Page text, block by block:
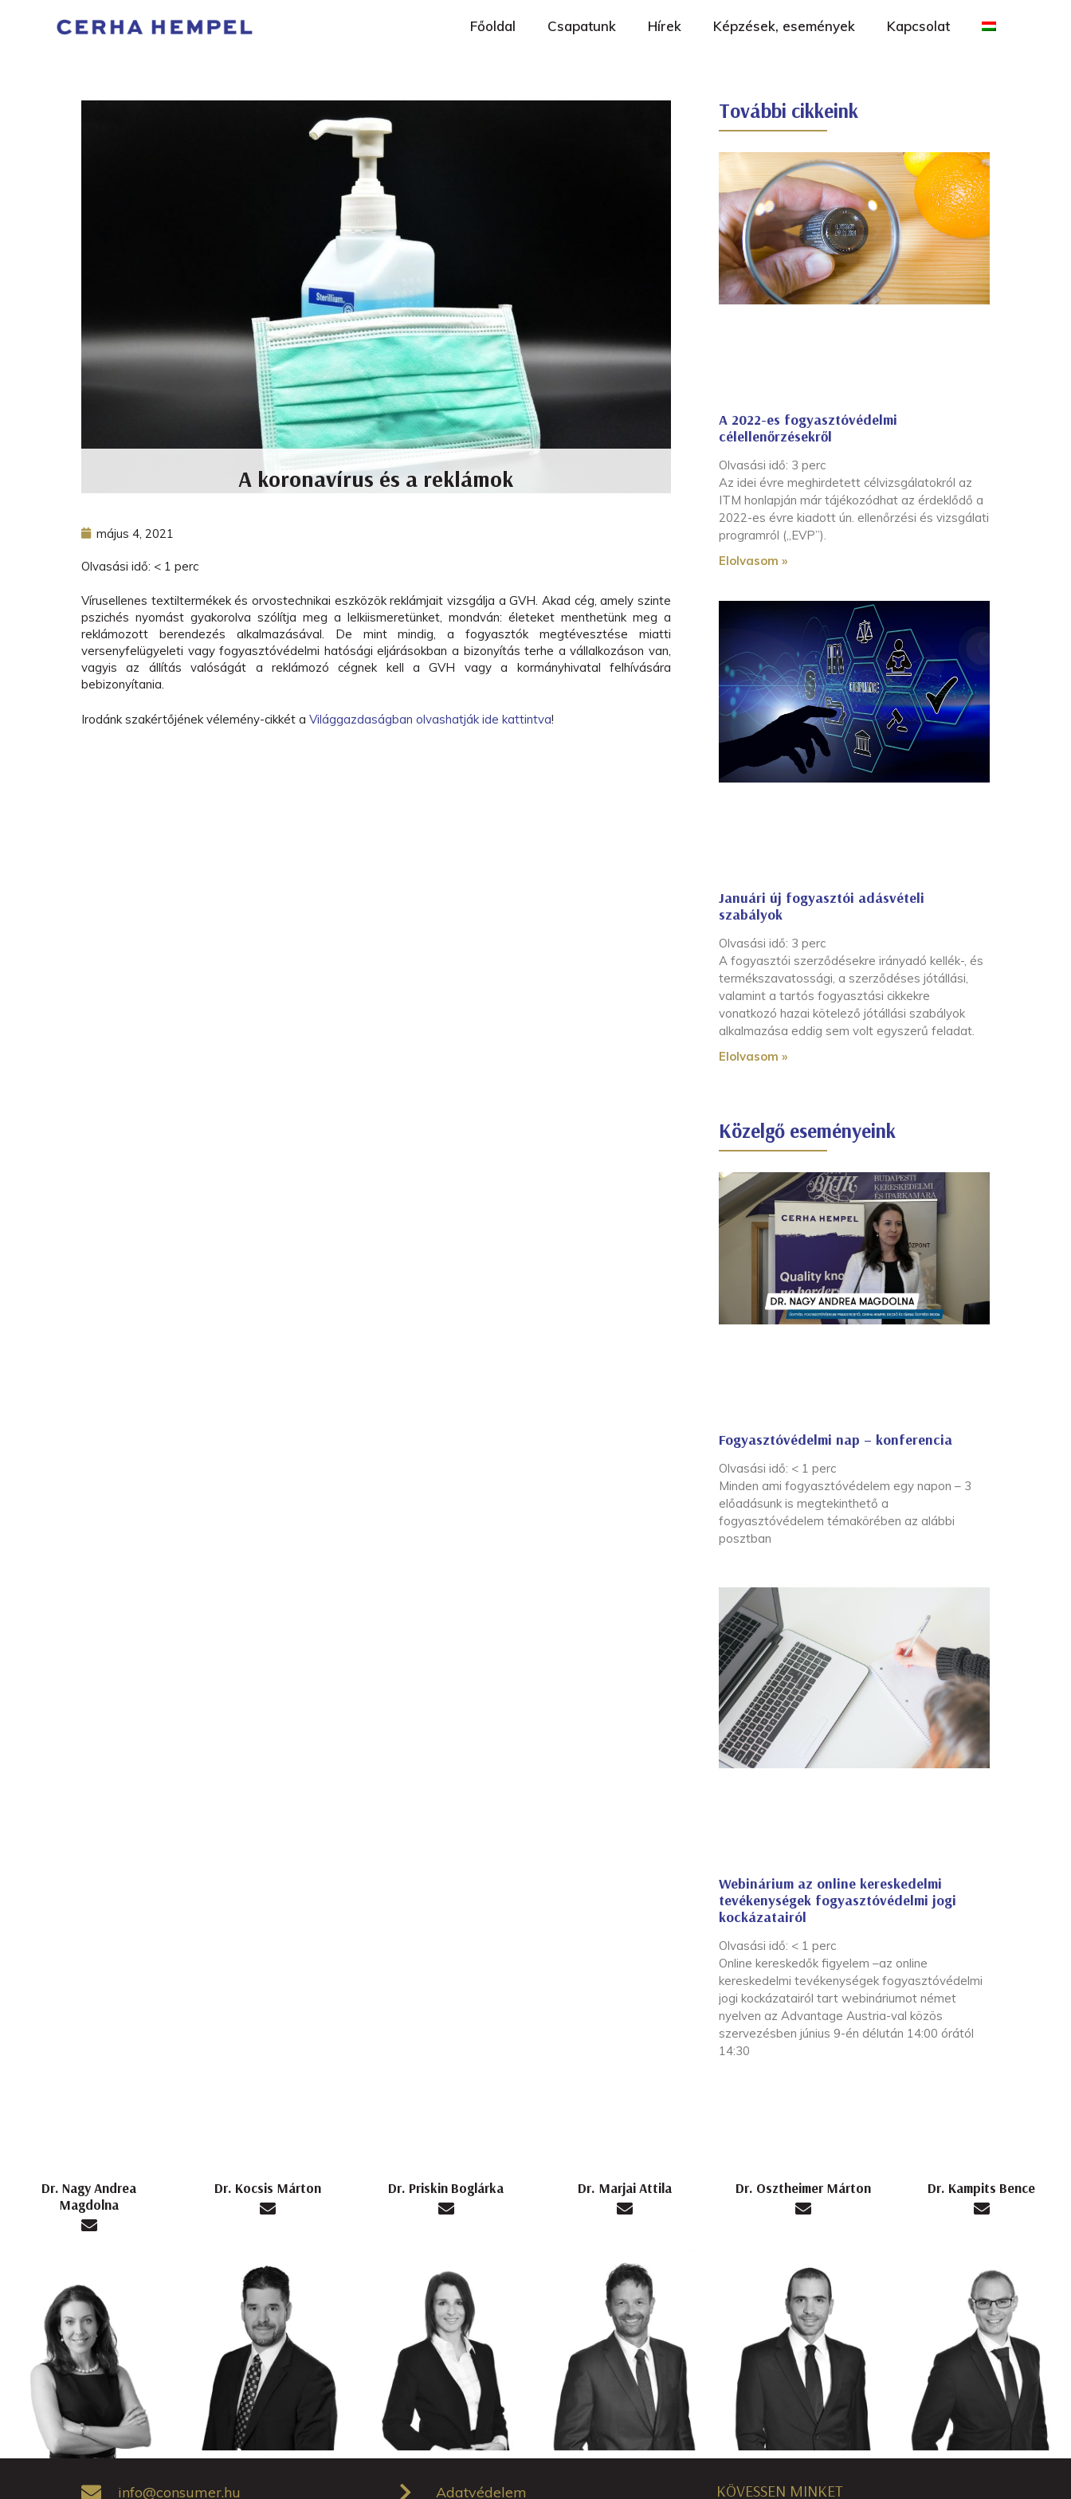
Főoldal Csapatunk Hírek Képzések, események Kapcsolat
A koronavírus és a reklámok
május 4, 2021
Olvasási idő: < 1 perc
Vírusellenes textiltermékek és orvostechnikai eszközök reklámjait vizsgálja a GVH. Akad cég, amely szinte
pszichés nyomást gyakorolva szólítja meg a lelkiismeretünket, mondván: életeket menthetünk meg a
reklámozott berendezés alkalmazásával. De mint mindig, a fogyasztók megtévesztése miatti
versenyfelügyeleti vagy fogyasztóvédelmi hatósági eljárásokban a bizonyítás terhe a vállalkozáson van,
vagyis az állítás valóságát a reklámozó cégnek kell a GVH vagy a kormányhivatal felhívására
bebizonyítania.
Irodánk szakértőjének vélemény-cikkét a Világgazdaságban olvashatják ide kattintva!
További cikkeink
A 2022-es fogyasztóvédelmi
célellenőrzésekről
Olvasási idő: 3 perc
Az idei évre meghirdetett célvizsgálatokról az
ITM honlapján már tájékozódhat az érdeklődő a
2022-es évre kiadott ún. ellenőrzési és vizsgálati
programról („EVP”).
Elolvasom »
Januári új fogyasztói adásvételi
szabályok
Olvasási idő: 3 perc
A fogyasztói szerződésekre irányadó kellék-, és
termékszavatossági, a szerződéses jótállási,
valamint a tartós fogyasztási cikkekre
vonatkozó hazai kötelező jótállási szabályok
alkalmazása eddig sem volt egyszerű feladat.
Elolvasom »
Közelgő eseményeink
Fogyasztóvédelmi nap – konferencia
Olvasási idő: < 1 perc
Minden ami fogyasztóvédelem egy napon – 3
előadásunk is megtekinthető a
fogyasztóvédelem témakörében az alábbi
posztban
Webinárium az online kereskedelmi
tevékenységek fogyasztóvédelmi jogi
kockázatairól
Olvasási idő: < 1 perc
Online kereskedők figyelem –az online
kereskedelmi tevékenységek fogyasztóvédelmi
jogi kockázatairól tart webináriumot német
nyelven az Advantage Austria-val közös
szervezésben június 9-én délután 14:00 órától
14:30
Dr. Nagy Andrea
Magdolna
Dr. Kocsis Márton Dr. Priskin Boglárka Dr. Marjai Attila Dr. Osztheimer Márton Dr. Kampits Bence
info@consumer.hu Adatvédelem KÖVESSEN MINKET